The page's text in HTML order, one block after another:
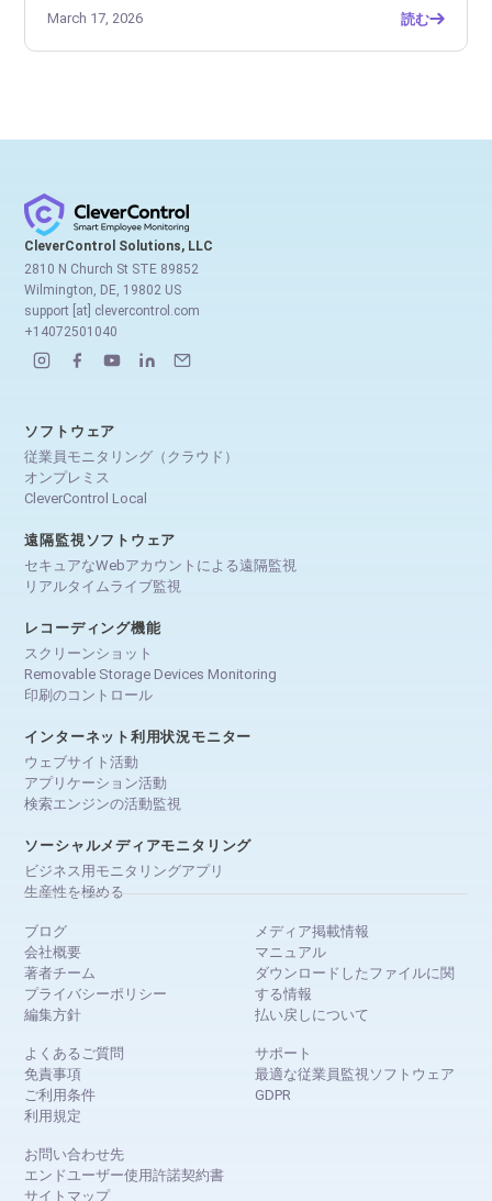
March 17, 2026 読む
CleverControl Solutions, LLC
2810 N Church St STE 89852
Wilmington, DE, 19802 US
support [at] clevercontrol.com
+14072501040
ソフトウェア
従業員モニタリング（クラウド）
オンプレミス
CleverControl Local
遠隔監視ソフトウェア
セキュアなWebアカウントによる遠隔監視
リアルタイムライブ監視
レコーディング機能
スクリーンショット
Removable Storage Devices Monitoring
印刷のコントロール
インターネット利用状況モニター
ウェブサイト活動
アプリケーション活動
検索エンジンの活動監視
ソーシャルメディアモニタリング
ビジネス用モニタリングアプリ
生産性を極める
ブログ
会社概要
著者チーム
プライバシーポリシー
編集方針
メディア掲載情報
マニュアル
ダウンロードしたファイルに関
する情報
払い戻しについて
よくあるご質問
免責事項
ご利用条件
利用規定
サポート
最適な従業員監視ソフトウェア
GDPR
お問い合わせ先
エンドユーザー使用許諾契約書
サイトマップ